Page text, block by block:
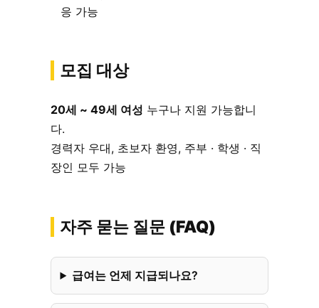
응 가능
모집 대상
20세 ~ 49세 여성 누구나 지원 가능합니
다.
경력자 우대, 초보자 환영, 주부 · 학생 · 직
장인 모두 가능
자주 묻는 질문 (FAQ)
급여는 언제 지급되나요?